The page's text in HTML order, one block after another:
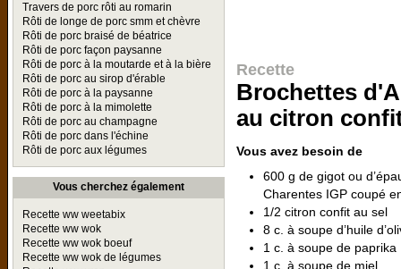
Travers de porc rôti au romarin
Rôti de longe de porc smm et chèvre
Rôti de porc braisé de béatrice
Rôti de porc façon paysanne
Rôti de porc à la moutarde et à la bière
Rôti de porc au sirop d'érable
Rôti de porc à la paysanne
Rôti de porc à la mimolette
Rôti de porc au champagne
Rôti de porc dans l'échine
Rôti de porc aux légumes
Vous cherchez également
Recette ww weetabix
Recette ww wok
Recette ww wok boeuf
Recette ww wok de légumes
Recette
Brochettes
au citron
Vous avez besoin de
600 g de gigot ou
Charentes IGP coupé
1/2 citron confit au sel
8 c. à soupe d’huile
1 c. à soupe de paprika
1 c. à soupe de miel